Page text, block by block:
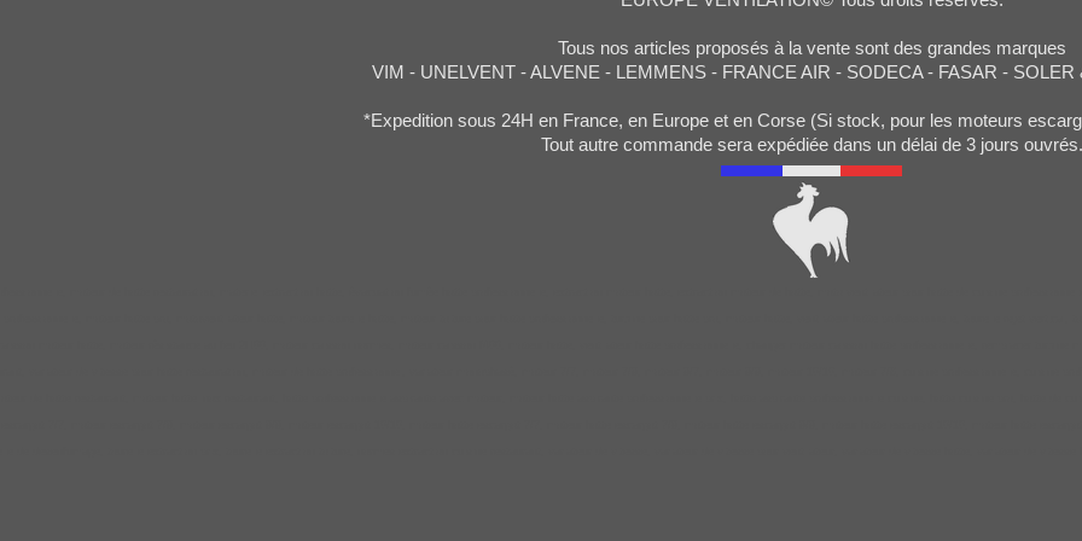
Tous nos articles proposés à la vente sont des grandes marques
VIM - UNELVENT - ALVENE - LEMMENS - FRANCE AIR - SODECA - FASAR - SOLER
*Expedition sous 24H en France, en Europe et en Corse (Si stock, pour les moteurs
Tout autre commande sera expédiée dans un délai de 3 jours ouvrés.